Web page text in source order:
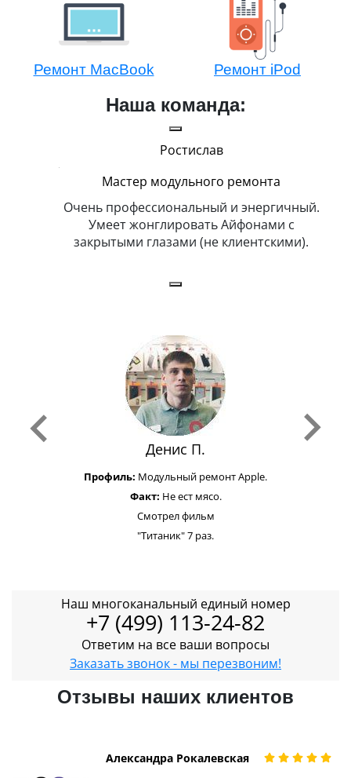
Ремонт MacBook Ремонт iPod
Наша команда:
Ростислав
Мастер модульного ремонта
Очень профессиональный и энергичный.
Умеет жонглировать Айфонами с
закрытыми глазами (не клиентскими).
Денис П.
Профиль: Модульный ремонт Apple.
Факт: Не ест мясо.
Смотрел фильм
"Титаник" 7 раз.
Наш многоканальный единый номер
+7 (499) 113-24-82
Ответим на все ваши вопросы
Заказать звонок - мы перезвоним!
Отзывы наших клиентов
Александра Рокалевская